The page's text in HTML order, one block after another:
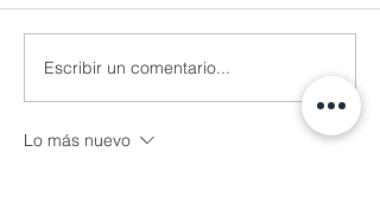
Escribir un comentario...
Lo más nuevo